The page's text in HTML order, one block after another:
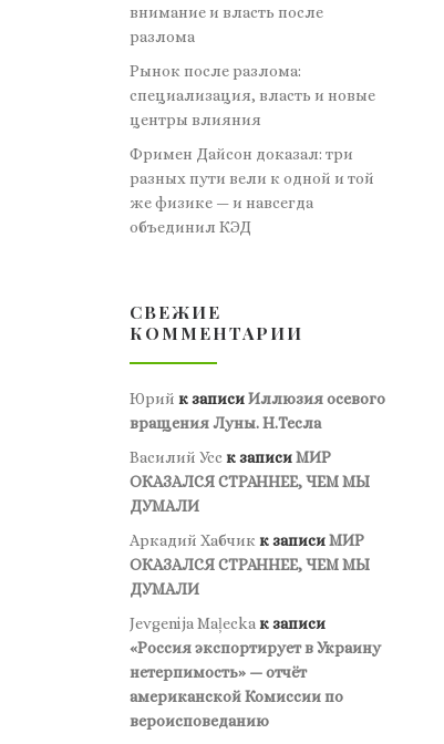
внимание и власть после
разлома
Рынок после разлома:
специализация, власть и новые
центры влияния
Фримен Дайсон доказал: три
разных пути вели к одной и той
же физике — и навсегда
объединил КЭД
СВЕЖИЕ
КОММЕНТАРИИ
Юрий к записиИллюзия осевого
вращения Луны. Н.Тесла
Василий Усс к записиМИР
ОКАЗАЛСЯ СТРАННЕЕ, ЧЕМ МЫ
ДУМАЛИ
Аркадий Хабчик к записиМИР
ОКАЗАЛСЯ СТРАННЕЕ, ЧЕМ МЫ
ДУМАЛИ
Jevgenija Maļecka к записи
«Россия экспортирует в Украину
нетерпимость» — отчёт
американской Комиссии по
вероисповеданию